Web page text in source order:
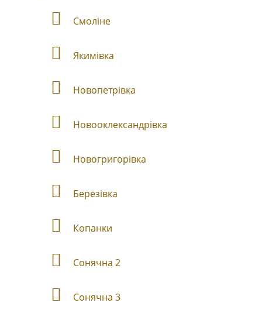
Смоліне
Якимівка
Новопетрівка
Новооклександрівка
Новогригорівка
Березівка
Копанки
Сонячна 2
Сонячна 3